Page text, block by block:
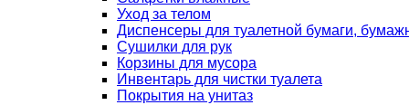
Уход за телом
Диспенсеры для туалетной бумаги,
Сушилки для рук
Корзины для мусора
Инвентарь для чистки туалета
Покрытия на унитаз